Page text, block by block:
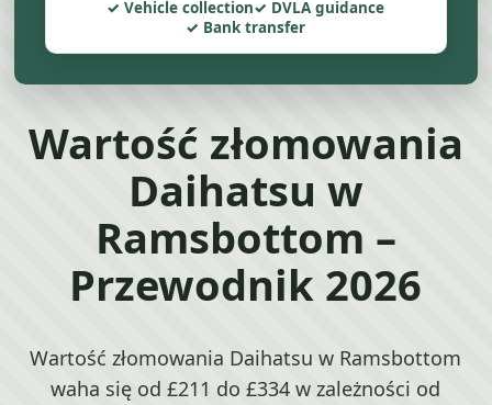
Vehicle collection
DVLA guidance
Bank transfer
Wartość złomowania
Daihatsu w
Ramsbottom –
Przewodnik 2026
Wartość złomowania Daihatsu w Ramsbottom
waha się od £211 do £334 w zależności od